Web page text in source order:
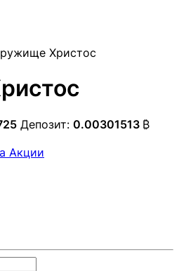
Христос
Депозит: 0.00301513 ₿
Акции